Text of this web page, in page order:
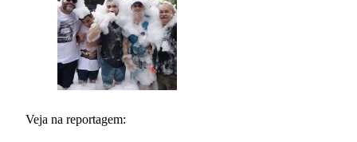
Veja na reportagem: